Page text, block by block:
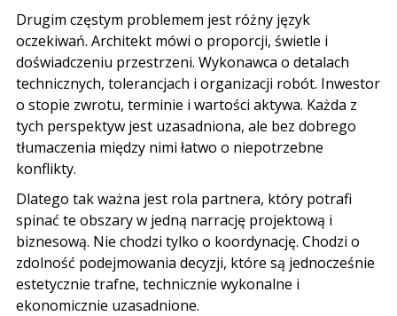
Drugim częstym problemem jest różny język
oczekiwań. Architekt mówi o proporcji, świetle i
doświadczeniu przestrzeni. Wykonawca o detalach
technicznych, tolerancjach i organizacji robót. Inwestor
o stopie zwrotu, terminie i wartości aktywa. Każda z
tych perspektyw jest uzasadniona, ale bez dobrego
tłumaczenia między nimi łatwo o niepotrzebne
konflikty.
Dlatego tak ważna jest rola partnera, który potrafi
spinać te obszary w jedną narrację projektową i
biznesową. Nie chodzi tylko o koordynację. Chodzi o
zdolność podejmowania decyzji, które są jednocześnie
estetycznie trafne, technicznie wykonalne i
ekonomicznie uzasadnione.